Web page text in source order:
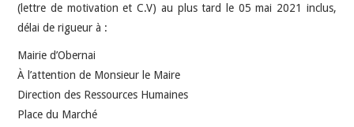
(lettre de motivation et C.V) au plus tard le 05 mai 2021 inclus,
délai de rigueur à :
Mairie d’Obernai
À l’attention de Monsieur le Maire
Direction des Ressources Humaines
Place du Marché